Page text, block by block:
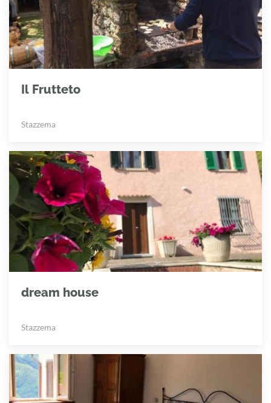
Il Frutteto
Stazzema
dream house
Stazzema